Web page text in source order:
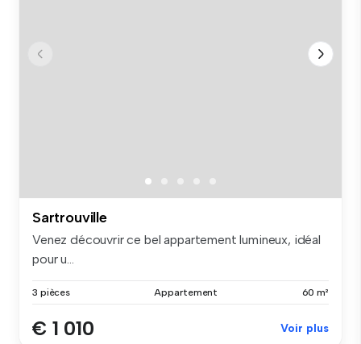
Sartrouville
Venez découvrir ce bel appartement lumineux, idéal
pour u...
3 pièces Appartement 60 m²
€ 1 010 Voir plus